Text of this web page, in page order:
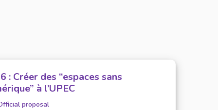
: Créer des “espaces sans
à l’UPEC
proposal